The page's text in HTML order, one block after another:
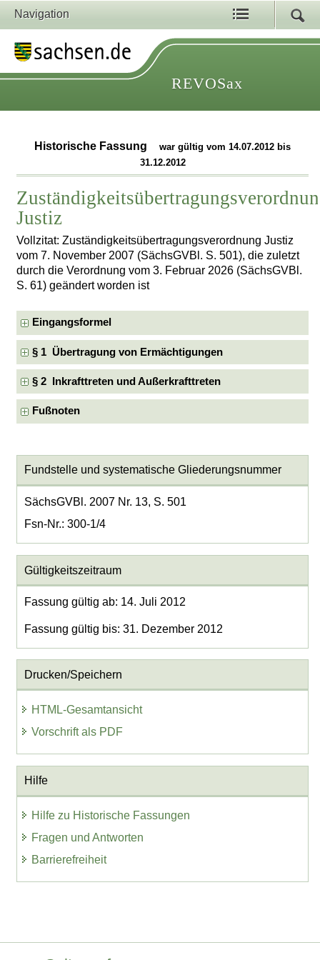
Navigation
REVOSax
Historische Fassung
war gültig vom 14.07.2012 bis
31.12.2012
Justiz
Vollzitat: Zuständigkeitsübertragungsverordnung Justiz
vom 7. November 2007 (SächsGVBl. S. 501), die zuletzt
durch die Verordnung vom 3. Februar 2026 (SächsGVBl.
S. 61) geändert worden ist
Eingangsformel
§ 1 Übertragung von Ermächtigungen
§ 2 Inkrafttreten und Außerkrafttreten
Fußnoten
Fundstelle und systematische Gliederungsnummer
SächsGVBl. 2007 Nr. 13, S. 501
Fsn-Nr.: 300-1/4
Gültigkeitszeitraum
Fassung gültig ab: 14. Juli 2012
Fassung gültig bis: 31. Dezember 2012
Drucken/Speichern
HTML-Gesamtansicht
Vorschrift als PDF
Hilfe
Hilfe zu Historische Fassungen
Fragen und Antworten
Barrierefreiheit